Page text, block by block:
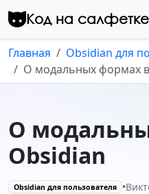
Перейти к контенту
Код на салфетке
Главная
Obsidian для
О модальных формах
О
Obsidian
Obsidian для пользователя •